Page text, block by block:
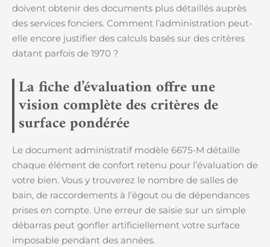
doivent obtenir des documents plus détaillés auprès
des services fonciers. Comment l’administration peut-
elle encore justifier des calculs basés sur des critères
datant parfois de 1970 ?
La fiche d’évaluation offre une
vision complète des critères de
surface pondérée
Le document administratif modèle 6675-M détaille
chaque élément de confort retenu pour l’évaluation de
votre bien. Vous y trouverez le nombre de salles de
bain, de raccordements à l’égout ou de dépendances
prises en compte. Une erreur de saisie sur un simple
débarras peut gonfler artificiellement votre surface
imposable pendant des années.